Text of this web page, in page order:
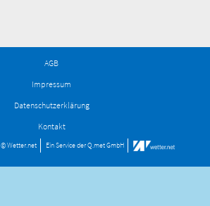
AGB
Impressum
Datenschutzerklärung
Kontakt
© Wetter.net Ein Service derQ.met GmbH